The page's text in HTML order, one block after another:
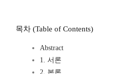
목차 (Table of Contents)
Abstract
1. 서론
2. 본론